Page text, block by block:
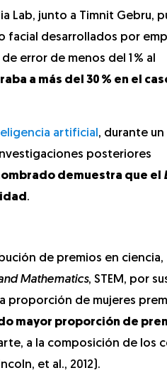
Lab, junto a Timnit Gebru,
facial desarrollados por
error de menos del 1 % al
a más del 30 % en el
artificial , durante un
posteriores
demuestra que el
.
de premios en ciencia,
Mathematics, STEM, por
proporción de mujeres
mayor proporción de
a la composición de los
et al., 2012).